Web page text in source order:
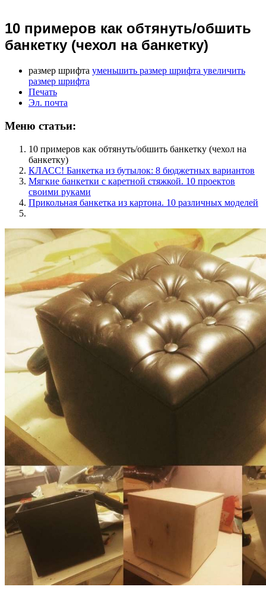
10 примеров как обтянуть/обшить
банкетку (чехол на банкетку)
размер шрифта уменьшить размер шрифта увеличить
размер шрифта
Печать
Эл. почта
Меню статьи:
10 примеров как обтянуть/обшить банкетку (чехол на
банкетку)
КЛАСС! Банкетка из бутылок: 8 бюджетных вариантов
Мягкие банкетки с каретной стяжкой. 10 проектов
своими руками
Прикольная банкетка из картона. 10 различных моделей